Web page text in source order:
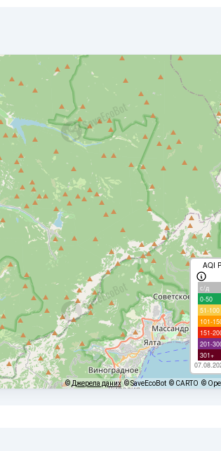
AQI
с/д
0-50
51-100
101-
151-
201-
301+
©Джерела даних © SaveEcoBot © CARTO ©